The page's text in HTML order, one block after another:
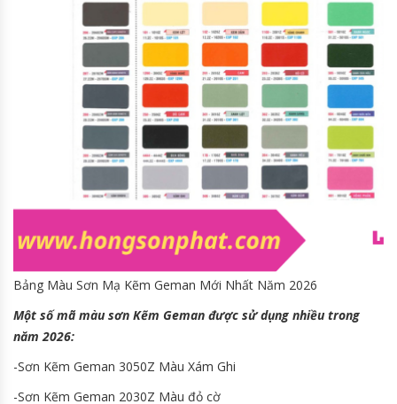
Bảng Màu Sơn Mạ Kẽm Geman Mới Nhất Năm 2026
Một số mã màu sơn Kẽm Geman được sử dụng nhiều trong
năm 2026:
-Sơn Kẽm Geman 3050Z Màu Xám Ghi
-Sơn Kẽm Geman 2030Z Màu đỏ cờ